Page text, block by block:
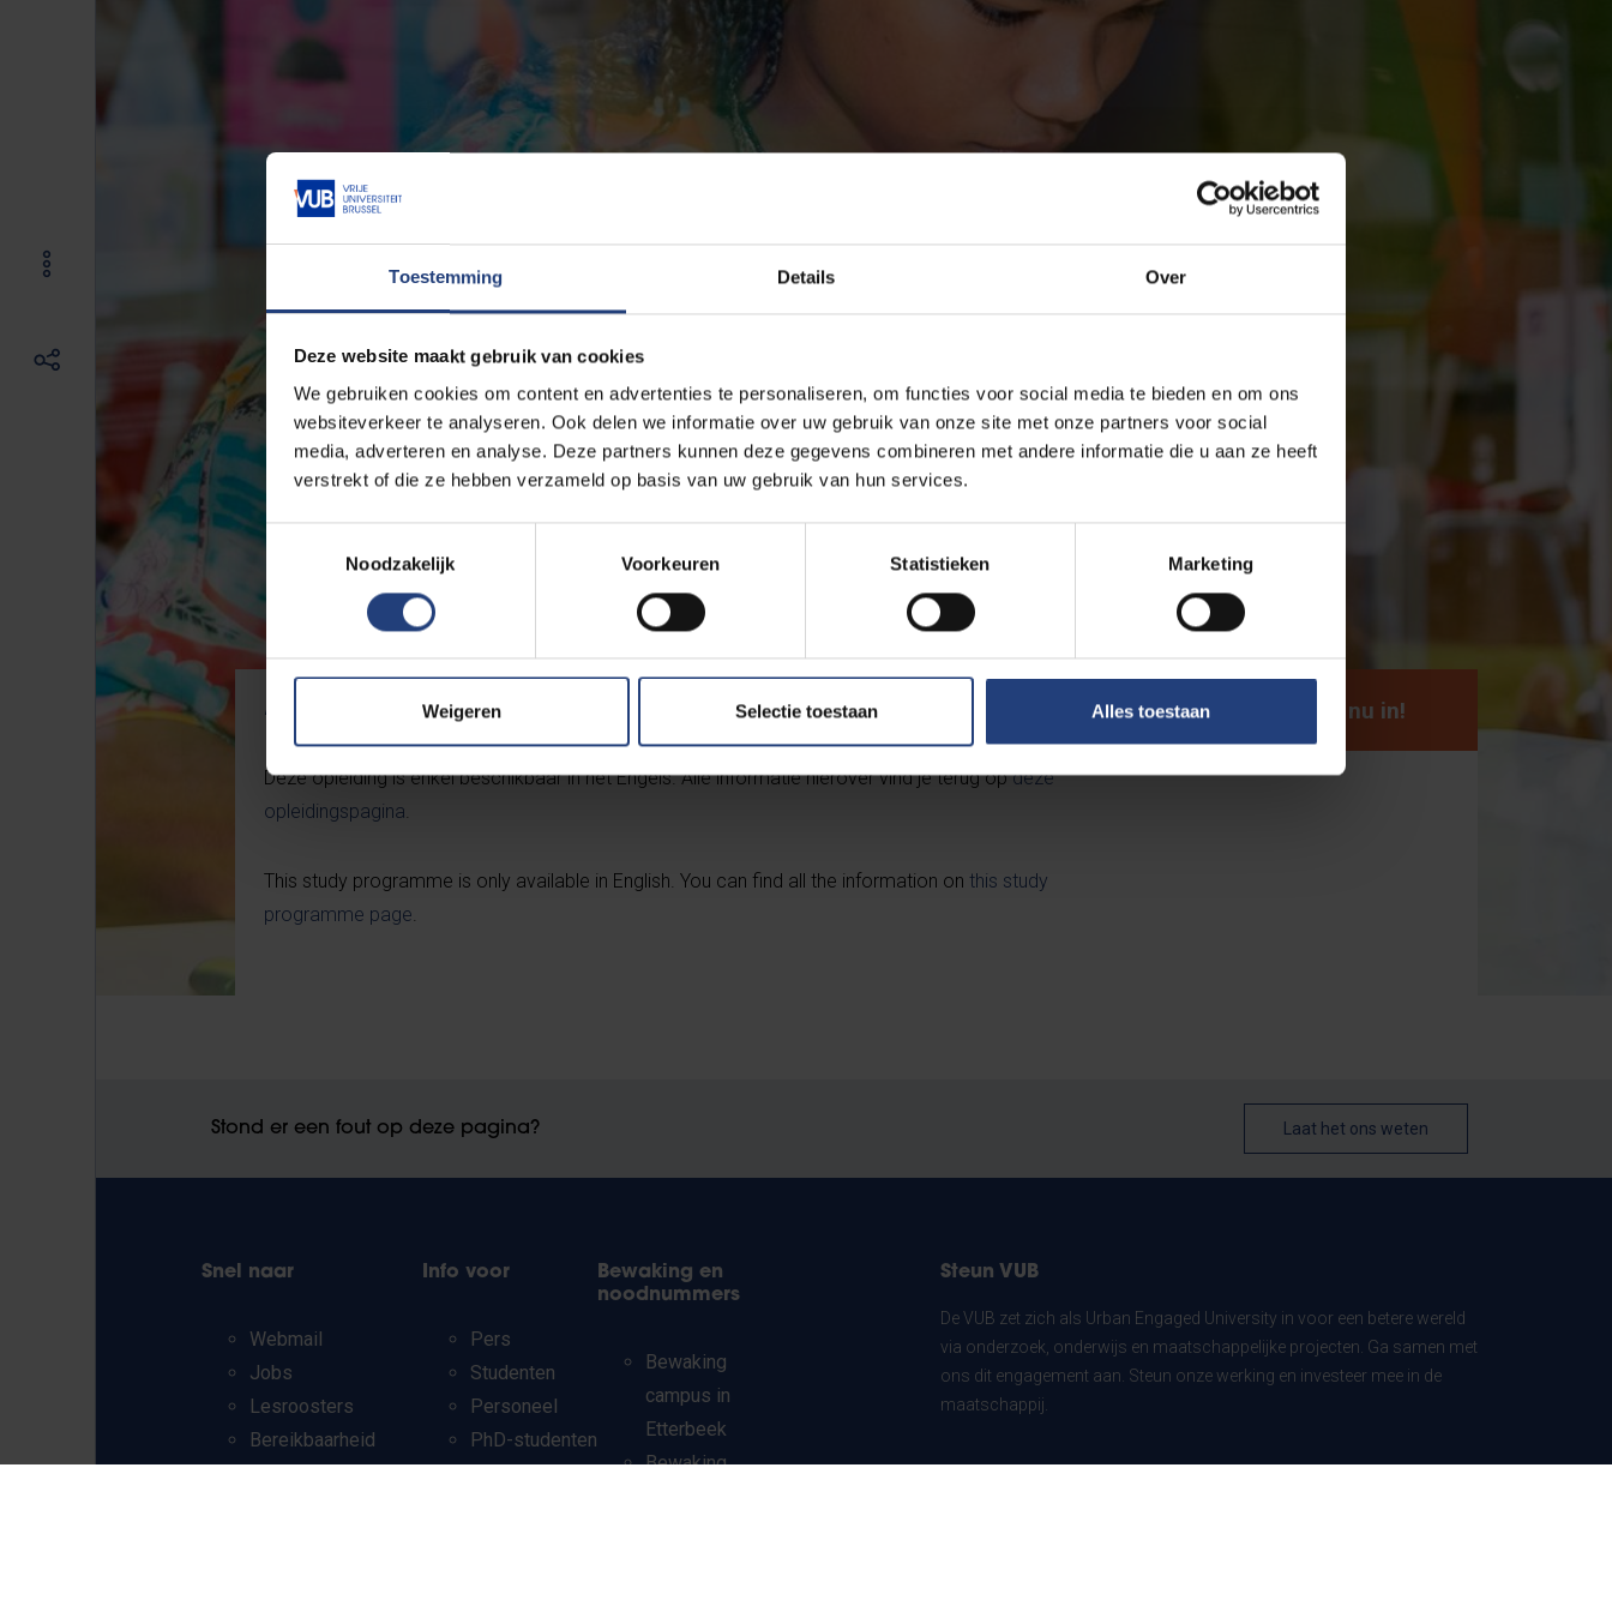
Toestemming Details Over
Deze website maakt gebruik van cookies
We gebruiken cookies om content en advertenties te personaliseren, om functies voor social media te bieden en om ons
websiteverkeer te analyseren. Ook delen we informatie over uw gebruik van onze site met onze partners voor social
media, adverteren en analyse. Deze partners kunnen deze gegevens combineren met andere informatie die u aan ze heeft
verstrekt of die ze hebben verzameld op basis van uw gebruik van hun services.
Noodzakelijk
Voorkeuren Statistieken Marketing
Weigeren Selectie toestaan Alles toestaan
Faculteit Sociale Wetenschappen en Solvay Business School
Deze opleiding is enkel beschikbaar in het Engels. Alle informatie hierover vind je terug opdeze
opleidingspagina.
This study programme is only available in English. You can find all the information on this study
programme page.
Schrijf je nu in!
Stond er een fout op deze pagina? Laat het ons weten
Snel naar
Webmail
Jobs
Lesroosters
Bereikbaarheid
Info voor
Pers
Studenten
Personeel
PhD-studenten
Bewaking en
noodnummers
Bewaking
campus in
Etterbeek
Bewaking
Steun VUB
De VUB zet zich als Urban Engaged University in voor een betere wereld
via onderzoek, onderwijs en maatschappelijke projecten. Ga samen met
ons dit engagement aan. Steun onze werking en investeer mee in de
maatschappij.